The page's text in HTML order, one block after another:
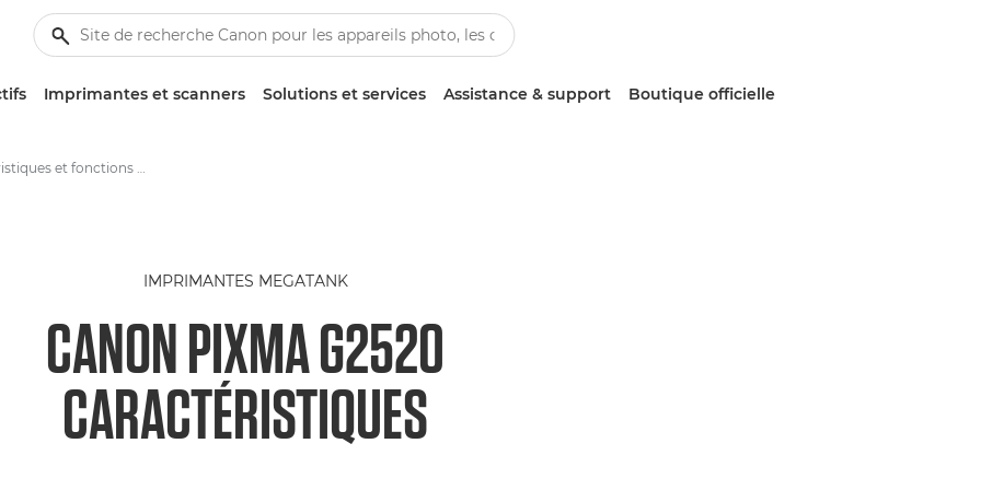
Imprimantes et scanners Solutions et services Assistance & support Boutique officielle
Caractéristiques et fonctions de la Canon PIXMA G2520
IMPRIMANTES MEGATANK
CANON PIXMA G2520
CARACTÉRISTIQUES